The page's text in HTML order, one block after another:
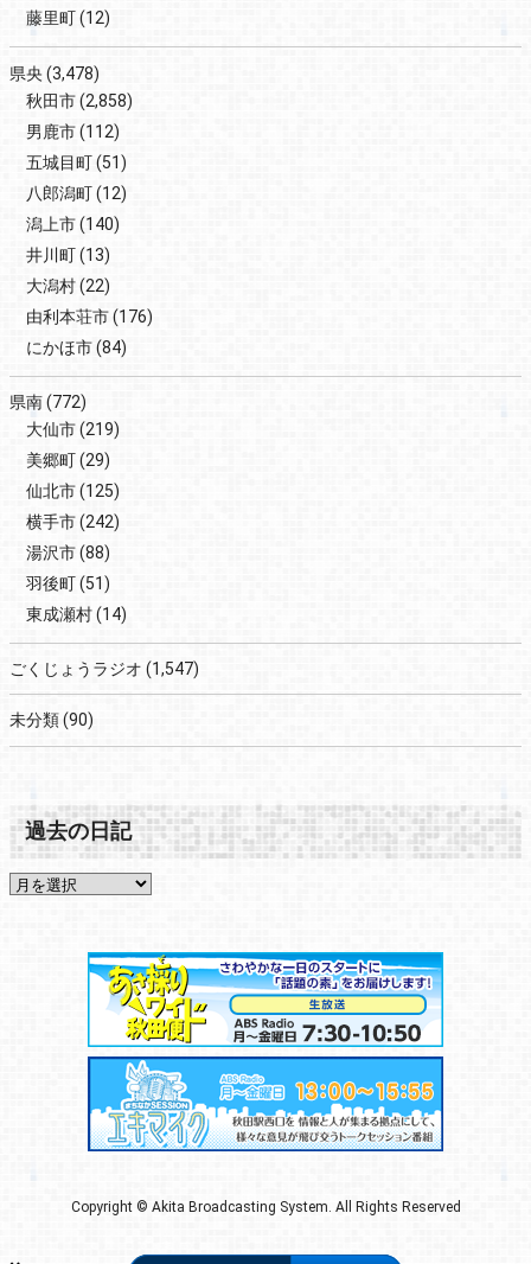
藤里町(12)
県央 (3,478)
秋田市(2,858)
男鹿市(112)
五城目町(51)
八郎潟町(12)
潟上市(140)
井川町(13)
大潟村(22)
由利本荘市(176)
にかほ市(84)
県南(772)
大仙市(219)
美郷町(29)
仙北市(125)
横手市(242)
湯沢市(88)
羽後町(51)
東成瀬村(14)
ごくじょうラジオ (1,547)
未分類(90)
過去の日記
Copyright © Akita Broadcasting System. All Rights Reserved